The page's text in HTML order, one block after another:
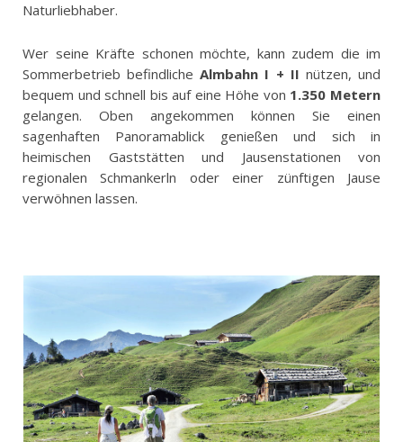
Naturliebhaber.
Wer seine Kräfte schonen möchte, kann zudem die im
Sommerbetrieb befindliche Almbahn I + II nützen, und
bequem und schnell bis auf eine Höhe von 1.350 Metern
gelangen. Oben angekommen können Sie einen
sagenhaften Panoramablick genießen und sich in
heimischen Gaststätten und Jausenstationen von
regionalen Schmankerln oder einer zünftigen Jause
verwöhnen lassen.